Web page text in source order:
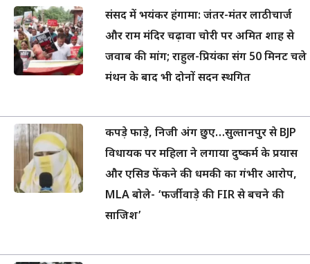
संसद में भयंकर हंगामा: जंतर-मंतर लाठीचार्ज
और राम मंदिर चढ़ावा चोरी पर अमित शाह से
जवाब की मांग; राहुल-प्रियंका संग 50 मिनट चले
मंथन के बाद भी दोनों सदन स्थगित
कपड़े फाड़े, निजी अंग छुए…सुल्तानपुर से BJP
विधायक पर महिला ने लगाया दुष्कर्म के प्रयास
और एसिड फेंकने की धमकी का गंभीर आरोप,
MLA बोले- ‘फर्जीवाड़े की FIR से बचने की
साजिश’